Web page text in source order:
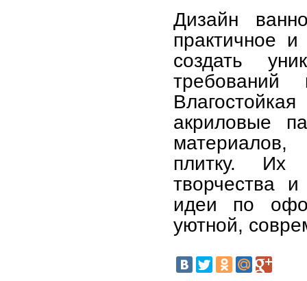
Дизайн
практичное
создать
требований
акриловые
плитку. Их
творчества
идеи по
уютной,